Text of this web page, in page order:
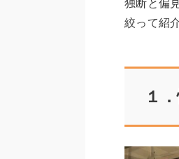
独断と偏
絞って紹
１